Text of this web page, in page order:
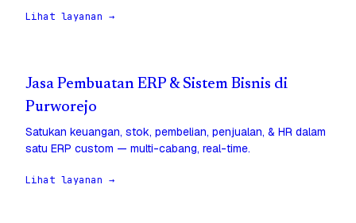
Lihat layanan →
Jasa Pembuatan ERP & Sistem Bisnis di
Purworejo
Satukan keuangan, stok, pembelian, penjualan, & HR dalam
satu ERP custom — multi-cabang, real-time.
Lihat layanan →